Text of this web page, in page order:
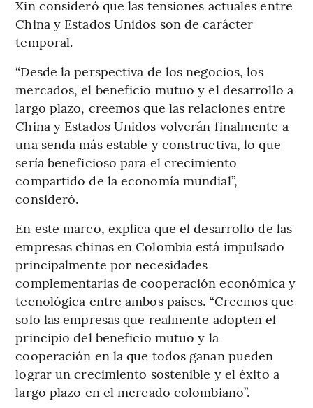
Xin consideró que las tensiones actuales entre
China y Estados Unidos son de carácter
temporal.
“Desde la perspectiva de los negocios, los
mercados, el beneficio mutuo y el desarrollo a
largo plazo, creemos que las relaciones entre
China y Estados Unidos volverán finalmente a
una senda más estable y constructiva, lo que
sería beneficioso para el crecimiento
compartido de la economía mundial”,
consideró.
En este marco, explica que el desarrollo de las
empresas chinas en Colombia está impulsado
principalmente por necesidades
complementarias de cooperación económica y
tecnológica entre ambos países. “Creemos que
solo las empresas que realmente adopten el
principio del beneficio mutuo y la
cooperación en la que todos ganan pueden
lograr un crecimiento sostenible y el éxito a
largo plazo en el mercado colombiano”.